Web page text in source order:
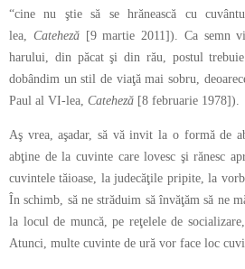
“cine nu ştie să se hrănească cu
lea, Cateheză[9 martie 2011]). Ca semn
harului, din păcat şi din rău, postul
dobândim un stil de viaţă mai sobru,
Paul al VI-lea, Cateheză [8 februarie 1978]).
Aş vrea, aşadar, să vă invit la o formă de
abţine de la cuvinte care lovesc şi rănesc
cuvintele tăioase, la judecăţile pripite, la
În schimb, să ne străduim să învăţăm să ne
la locul de muncă, pe reţelele de
Atunci, multe cuvinte de ură vor face loc